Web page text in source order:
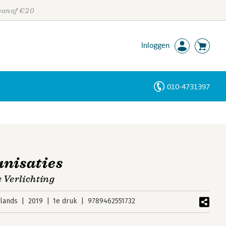
€20
Inloggen
010-4731397
Verlichting
2019 1e druk 9789462551732
Personen